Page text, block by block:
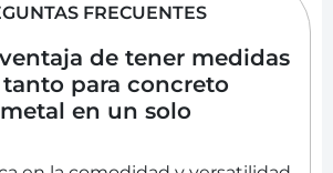
FRECUENTES
de tener medidas
para concreto
en un solo